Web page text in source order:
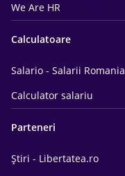
We Are HR
Calculatoare
Salario - Salarii Romania
Calculator salariu
Parteneri
Știri - Libertatea.ro